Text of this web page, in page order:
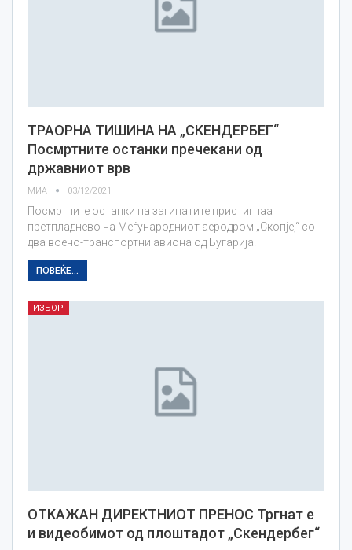
ТРАОРНА ТИШИНА НА „СКЕНДЕРБЕГ“
Посмртните останки пречекани од
државниот врв
МИА 03/12/2021
Посмртните останки на загинатите пристигнаа
претпладнево на Меѓународниот аеродром „Скопје,“ со
два воено-транспортни авиона од Бугарија.
ПОВЕЌЕ...
ИЗБОР
ОТКАЖАН ДИРЕКТНИОТ ПРЕНОС Тргнат е
и видеобимот од плоштадот „Скендербег“